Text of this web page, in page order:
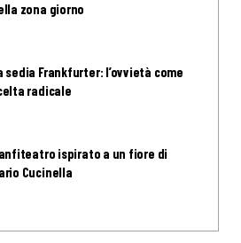
zona giorno
sedia Frankfurter: l’ovvietà come
radicale
ispirato a un fiore di
Cucinella